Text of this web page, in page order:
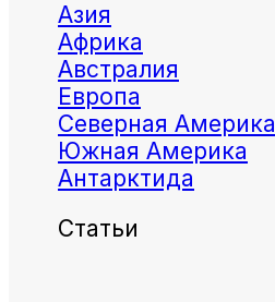
Азия
Африка
Австралия
Европа
Северная Америка
Южная Америка
Антарктида
Статьи